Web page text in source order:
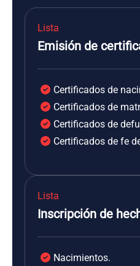
Lista
Emisión de
Certificados de
Certificados de
Certificados de
Certificados de fe
Lista
Inscripción de
Nacimientos.